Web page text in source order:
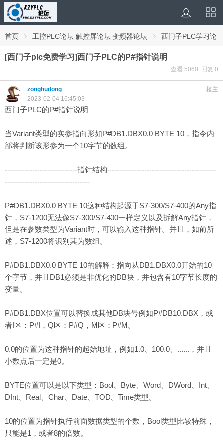
首页 › 工控PLC论坛 触控屏论坛 变频器论坛 ›
西门子PLC学习论
[西门子plc免费学习]西门子PLC的P#指针说明
查看:5060 回复:0
楼主
zonghudong
2023-02-04 16:45:03
西门子PLC的P#指针说明
当Variant类型的实参指向形如P#DB1.DBX0.0 BYTE 10，指令内
部将判断该形参为一个10字节的数组。
-----------------------------指针结构--------------------------------------------
----------------------------------
P#DB1.DBX0.0 BYTE 10这种结构起源于S7-300/S7-400的Any指
针，S7-1200无法像S7-300/S7-400一样定义以及拆解Any指针，
但是在参数类型为Variant时，可以输入这种指针。并且，如前所
述，S7-1200将识别其为数组。
P#DB1.DBX0.0 BYTE 10的解释：指向从DB1.DBX0.0开始的10
个字节，并且DB1必须是非优化的DB块，并包含有10字节长度的
变量。
P#DB1.DBX位置可以替换成其他DB块号例如P#DB10.DBX，或
者I区：P#I，Q区：P#Q，M区：P#M。
0.0的位置为这种指针的起始地址，例如1.0、100.0、......，并且
小数点后一定是0。
BYTE位置可以是以下类型：Bool、Byte、Word、DWord、Int、
DInt、Real、Char、Date、TOD、Time类型。
10的位置为指针执行前面数据类型的个数，Bool类型比较特殊，
只能是1，或者8的倍数。